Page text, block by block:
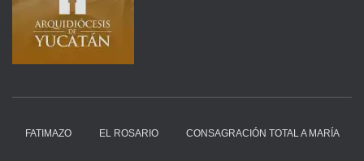
FATIMAZO EL ROSARIO CONSAGRACIÓN TOTAL A MARÍA